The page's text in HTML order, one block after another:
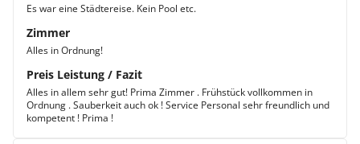
Es war eine Städtereise. Kein Pool etc.
Zimmer
Alles in Ordnung!
Preis Leistung / Fazit
Alles in allem sehr gut! Prima Zimmer . Frühstück vollkommen in
Ordnung . Sauberkeit auch ok ! Service Personal sehr freundlich und
kompetent ! Prima !